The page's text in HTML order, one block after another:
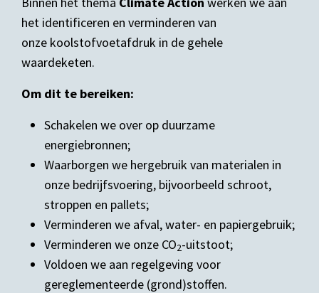
het identificeren en verminderen van
onze koolstofvoetafdruk in de gehele
waardeketen.
Om dit te bereiken:
Schakelen we over op duurzame
energiebronnen;
Waarborgen we hergebruik van materialen in
onze bedrijfsvoering, bijvoorbeeld schroot,
stroppen en pallets;
Verminderen we afval, water- en papiergebruik;
Verminderen we onze CO2-uitstoot;
Voldoen we aan regelgeving voor
gereglementeerde (grond)stoffen.